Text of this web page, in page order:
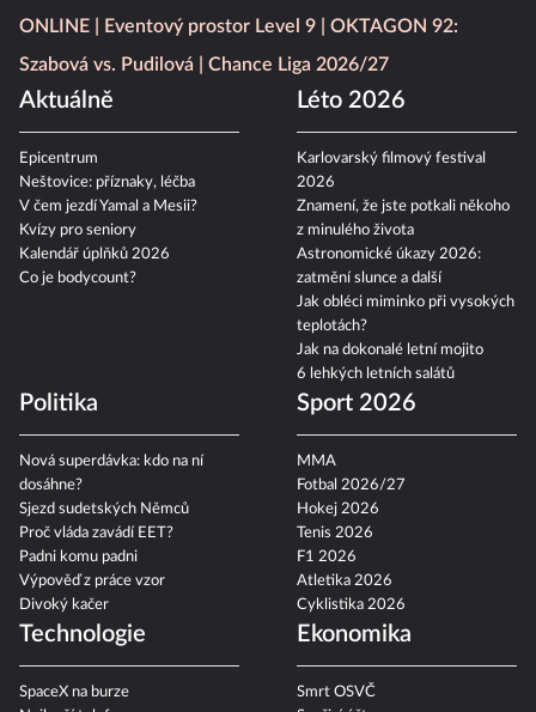
ONLINE
Eventový prostor Level 9
OKTAGON 92:
Szabová vs. Pudilová
Chance Liga 2026/27
Aktuálně
Epicentrum
Neštovice: příznaky, léčba
V čem jezdí Yamal a Mesii?
Kvízy pro seniory
Kalendář úplňků 2026
Co je bodycount?
Léto 2026
Karlovarský filmový festival
2026
Znamení, že jste potkali někoho
z minulého života
Astronomické úkazy 2026:
zatmění slunce a další
Jak obléci miminko při vysokých
teplotách?
Jak na dokonalé letní mojito
6 lehkých letních salátů
Politika
Nová superdávka: kdo na ní
dosáhne?
Sjezd sudetských Němců
Proč vláda zavádí EET?
Padni komu padni
Výpověď z práce vzor
Divoký kačer
Sport 2026
MMA
Fotbal 2026/27
Hokej 2026
Tenis 2026
F1 2026
Atletika 2026
Cyklistika 2026
Technologie
SpaceX na burze
Ekonomika
Smrt OSVČ